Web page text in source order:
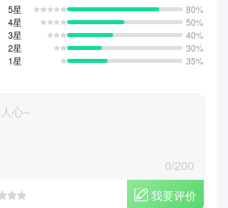
5星
80%
4星
50%
3星
40%
2星
30%
1星
35%
0/200
我要评价